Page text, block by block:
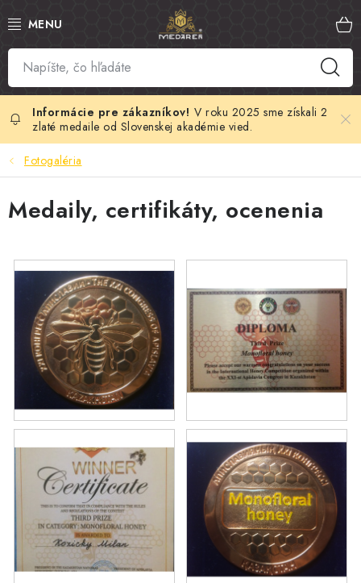
na
SLOVENSKÝ MED
MANUKA MED
VČELÍ PEĽ
VČELÍ JED
MEDOVÁ KOZMETIKA
MEDOVINA
MEDOVÉ DARČEKOVÉ SETY
VÝROBKY Z VOSKU
DOPLNKY KU VČELÍM PRODUKTOM
MEDOVÉ CUKROVINKY
SLUŽBY VČELÁRA
V roku 2025 sme získali 2
zlaté medaile od Slovenskej akadémie vied.
Fotogaléria
Medaily, certifikáty, ocenenia